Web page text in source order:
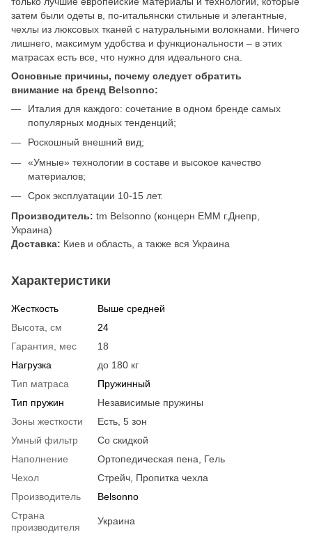
затем были одеты в, по-итальянски стильные и элегантные,
чехлы из люксовых тканей с натуральными волокнами. Ничего
лишнего, максимум удобства и функциональности – в этих
матрасах есть все, что нужно для идеального сна.
Основные причины, почему следует обратить
внимание на бренд Belsonno:
Италия для каждого: сочетание в одном бренде самых
популярных модных тенденций;
Роскошный внешний вид;
«Умные» технологии в составе и высокое качество
материалов;
Срок эксплуатации 10-15 лет.
Производитель: tm Belsonno (концерн ЕММ г.Днепр,
Украина)
Доставка: Киев и область, а также вся Украина
Характеристики
Жесткость
Выше средней
Высота, см
24
Гарантия, мес
18
Нагрузка
до 180 кг
Тип матраса
Пружинный
Тип пружин
Независимые пружины
Зоны жесткости
Есть, 5 зон
Умный фильтр
Со скидкой
Наполнение
Ортопедическая пена, Гель
Чехол
Стрейч, Пропитка чехла
Производитель
Belsonno
Страна
производителя
Украина